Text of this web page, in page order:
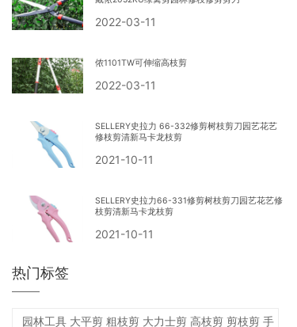
2022-03-11
侬1101TW可伸缩高枝剪
2022-03-11
SELLERY史拉力 66-332修剪树枝剪刀园艺花艺
修枝剪清新马卡龙枝剪
2021-10-11
SELLERY史拉力66-331修剪树枝剪刀园艺花艺修
枝剪清新马卡龙枝剪
2021-10-11
热门标签
园林工具 大平剪 粗枝剪 大力士剪 高枝剪 剪枝剪 手